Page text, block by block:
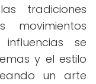
tradiciones
se
y el estilo
un arte